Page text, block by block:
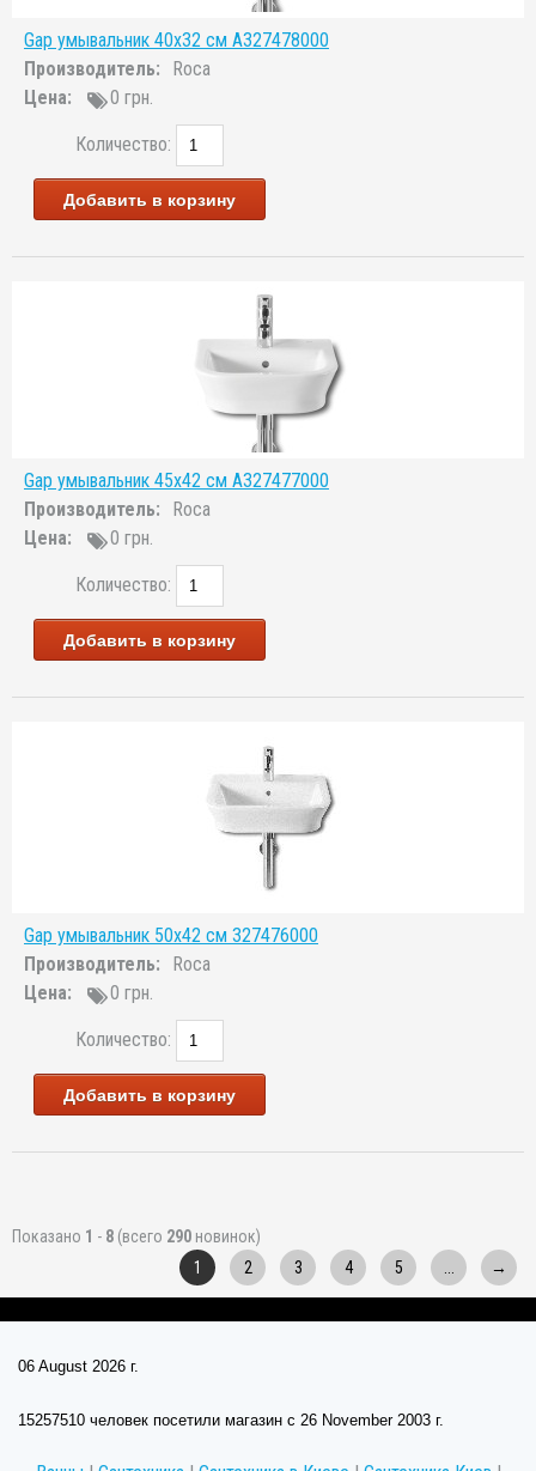
Gap умывальник 40x32 см A327478000
Производитель:
Roca
Цена:
0 грн.
Количество:
Добавить в корзину
Gap умывальник 45x42 см A327477000
Производитель:
Roca
Цена:
0 грн.
Количество:
Добавить в корзину
Gap умывальник 50x42 см 327476000
Производитель:
Roca
Цена:
0 грн.
Количество:
Добавить в корзину
Показано 1 - 8 (всего 290 новинок)
1
2 3 4 5 →
06 August 2026 г.
15257510 человек посетили магазин c 26 November 2003 г.